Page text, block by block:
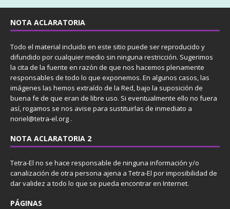
NOTA ACLARATORIA
Todo el material incluido en este sitio puede ser reproducido y
difundido por cualquier medio sin ninguna restricción. Sugerimos
la cita de la fuente en razón de que nos hacemos plenamente
responsables de todo lo que exponemos. En algunos casos, las
imágenes las hemos extraído de la Red, bajo la suposición de
buena fe de que eran de libre uso. Si eventualmente ello no fuera
así, rogamos se nos avise para sustituirlas de inmediato a
noriel@tetra-el.org .
NOTA ACLARATORIA 2
Tetra-El no se hace responsable de ninguna información y/o
canalización de otra persona ajena a Tetra-El por imposibilidad de
dar validez a todo lo que se pueda encontrar en Internet.
PÁGINAS